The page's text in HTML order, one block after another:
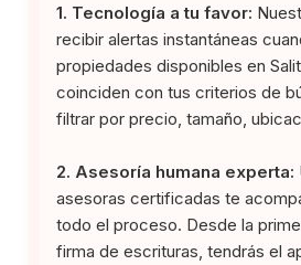
1. Tecnología a tu favor:
recibir alertas instantáneas
propiedades disponibles en
coinciden con tus criterios de
filtrar por precio, tamaño,
2. Asesoría humana experta:
asesoras certificadas te
todo el proceso. Desde la
firma de escrituras, tendrás el